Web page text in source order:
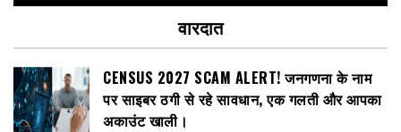
वारदात
CENSUS 2027 SCAM ALERT! जनगणना के नाम
पर साइबर ठगी से रहे सावधान, एक गलती और आपका
अकाउंट खाली।